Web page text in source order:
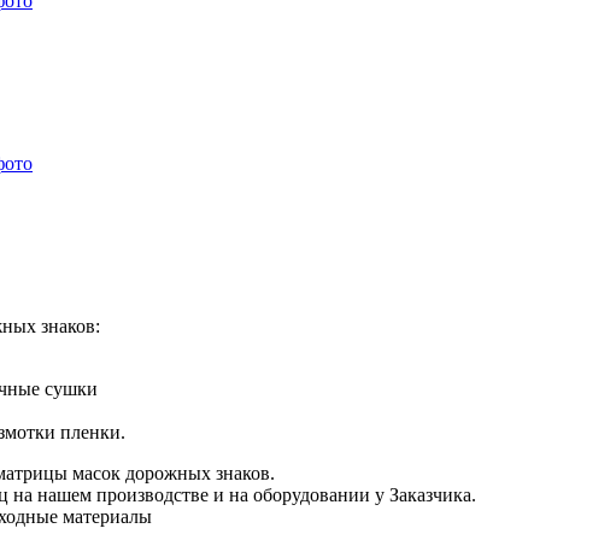
знаков:
сушки
пленки.
масок дорожных знаков.
нашем производстве и на оборудовании у Заказчика.
материалы